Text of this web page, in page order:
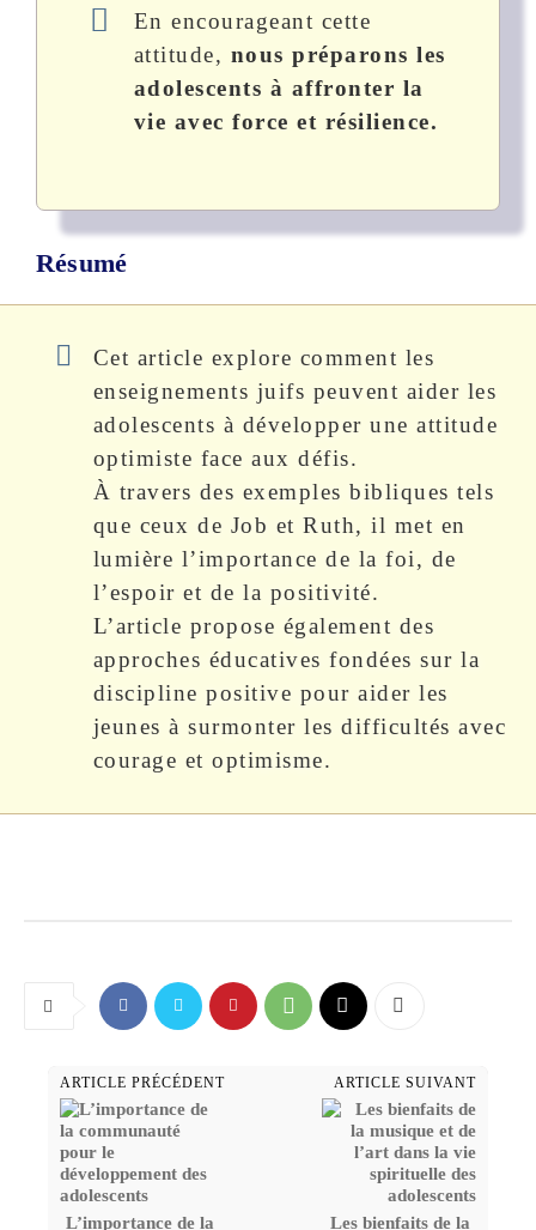
En encourageant cette
attitude, nous préparons les
adolescents à affronter la
vie avec force et résilience.
Résumé
Cet article explore comment les
enseignements juifs peuvent aider les
adolescents à développer une attitude
optimiste face aux défis.
À travers des exemples bibliques tels
que ceux de Job et Ruth, il met en
lumière l’importance de la foi, de
l’espoir et de la positivité.
L’article propose également des
approches éducatives fondées sur la
discipline positive pour aider les
jeunes à surmonter les difficultés avec
courage et optimisme.
ARTICLE PRÉCÉDENT
L’importance de la
ARTICLE SUIVANT
Les bienfaits de la